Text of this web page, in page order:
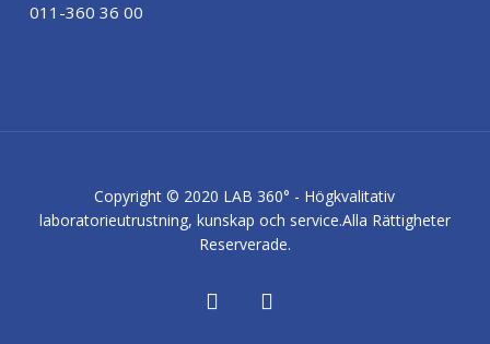
011-360 36 00
Copyright © 2020 LAB 360° - Högkvalitativ
laboratorieutrustning, kunskap och service.Alla Rättigheter
Reserverade.
facebooklinkedin